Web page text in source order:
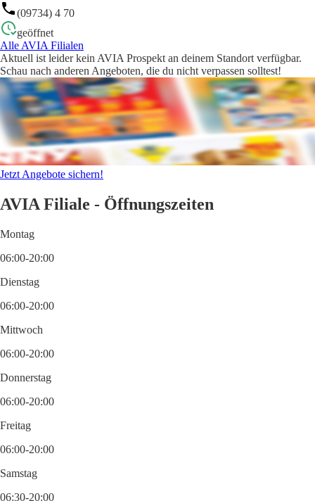
(09734) 4 70
geöffnet
Alle AVIA Filialen
Aktuell ist leider kein AVIA Prospekt an deinem Standort verfügbar.
Schau nach anderen Angeboten, die du nicht verpassen solltest!
Jetzt Angebote sichern!
AVIA Filiale - Öffnungszeiten
Montag
06:00-20:00
Dienstag
06:00-20:00
Mittwoch
06:00-20:00
Donnerstag
06:00-20:00
Freitag
06:00-20:00
Samstag
06:30-20:00